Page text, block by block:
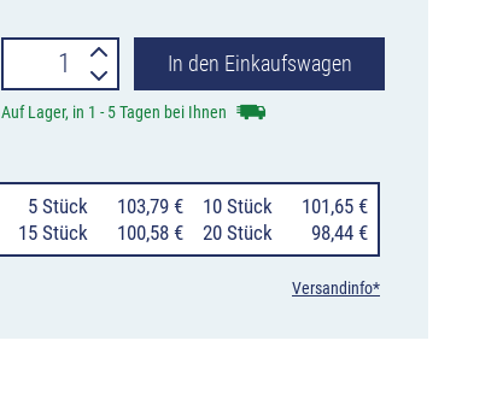
Klappbake
Pfeilfolie
horizont,
Fuß
In den Einkaufswagen
Auf Lager, in 1 - 5 Tagen bei Ihnen
5 Stück 103,79 € 10 Stück
101,65 €
15 Stück
100,58 € 20 Stück 98,44 €
Versandinfo*